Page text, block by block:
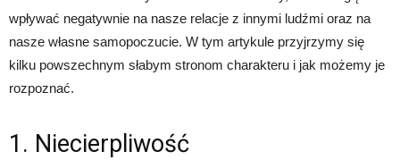
wpływać negatywnie na nasze relacje z innymi ludźmi oraz na
nasze własne samopoczucie. W tym artykule przyjrzymy się
kilku powszechnym słabym stronom charakteru i jak możemy je
rozpoznać.
1. Niecierpliwość